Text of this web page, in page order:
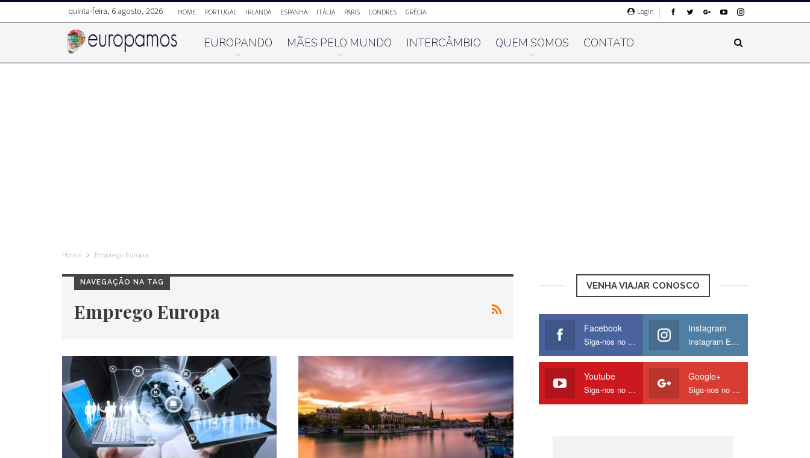
Login
quinta-feira, 6 agosto, 2026 HOME PORTUGAL IRLANDA ESPANHA ITÁLIA PARIS LONDRES GRÉCIA
EUROPANDO MÃES PELO MUNDO INTERCÂMBIO QUEM SOMOS CONTATO
Home Emprego Europa
NAVEGAÇÃO NA TAG
Emprego Europa
VENHA VIAJAR CONOSCO
Facebook
Siga-nos no Facebook
Instagram
Instagram Europamos
Youtube
Siga-nos no Youtube
Google+
Siga-nos no Google